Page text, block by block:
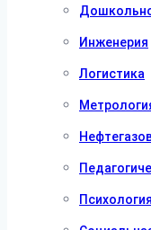
Инженерия
Логистика
Психология